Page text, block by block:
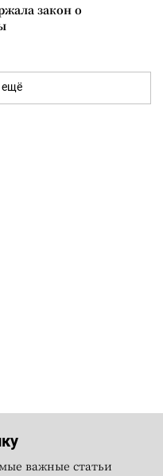
закон о
ещё
важные статьи